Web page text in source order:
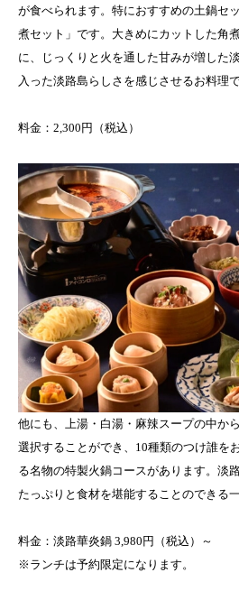
が食べられます。特におすすめの土鍋セ
煮セット」です。大きめにカットした角
に、じっくりと火を通した甘みが増した
入った淡路島らしさを感じさせるお料理で
料金：2,300円（税込）
他にも、上湯・白湯・麻辣スープの中か
選択することができ、10種類のつけ誰を
る名物の特製火鍋コースがあります。淡
たっぷりと食材を堪能することのできる
料金：淡路華炎鍋 3,980円（税込）～
※ランチは予約限定になります。